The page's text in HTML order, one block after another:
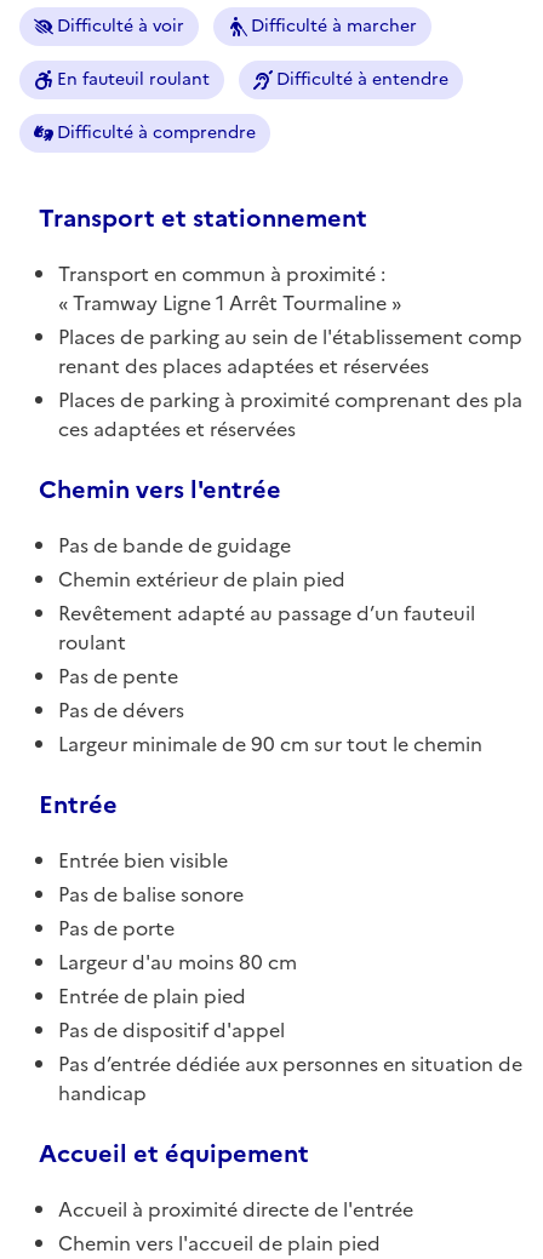
Difficulté à voir Difficulté à marcher
En fauteuil roulant Difficulté à entendre
Difficulté à comprendre
Transport et stationnement
Transport en commun à proximité :
Tramway Ligne 1 Arrêt Tourmaline
Places de parking au sein de l'établissement comp
renant des places adaptées et réservées
Places de parking à proximité comprenant des pla
ces adaptées et réservées
Chemin vers l'entrée
Pas de bande de guidage
Chemin extérieur de plain pied
Revêtement adapté au passage d’un fauteuil
roulant
Pas de pente
Pas de dévers
Largeur minimale de 90 cm sur tout le chemin
Entrée
Entrée bien visible
Pas de balise sonore
Pas de porte
Largeur d'au moins 80 cm
Entrée de plain pied
Pas de dispositif d'appel
Pas d’entrée dédiée aux personnes en situation de
handicap
Accueil et équipement
Accueil à proximité directe de l'entrée
Chemin vers l'accueil de plain pied